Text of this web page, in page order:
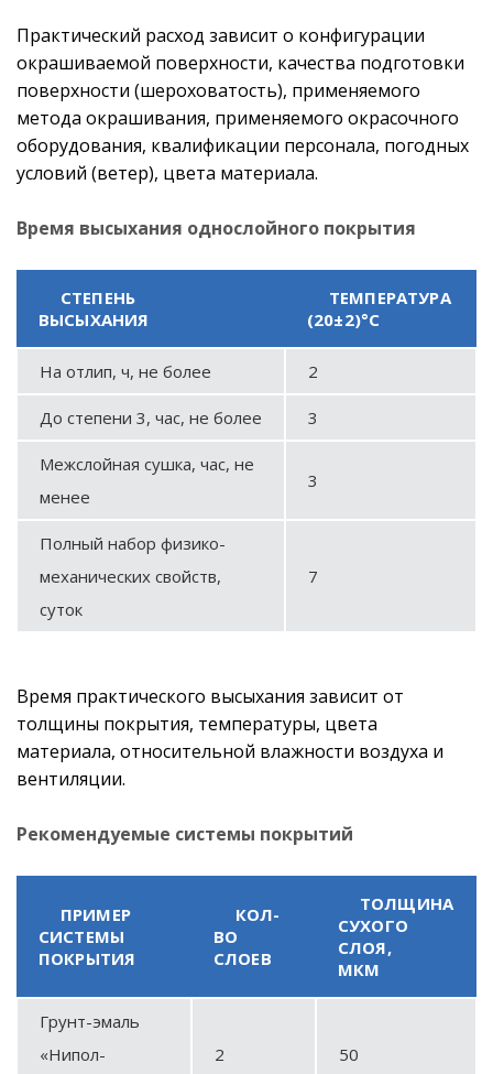
Практический расход зависит о конфигурации
окрашиваемой поверхности, качества подготовки
поверхности (шероховатость), применяемого
метода окрашивания, применяемого окрасочного
оборудования, квалификации персонала, погодных
условий (ветер), цвета материала.
Время высыхания однослойного покрытия
СТЕПЕНЬ
ВЫСЫХАНИЯ
ТЕМПЕРАТУРА
(20±2)°С
На отлип, ч, не более 2
До степени 3, час, не более 3
Межслойная сушка, час, не
менее
3
Полный набор физико-
механических свойств,
суток
7
Время практического высыхания зависит от
толщины покрытия, температуры, цвета
материала, относительной влажности воздуха и
вентиляции.
Рекомендуемые системы покрытий
ПРИМЕР
СИСТЕМЫ
ПОКРЫТИЯ
КОЛ-
ВО
СЛОЕВ
ТОЛЩИНА
СУХОГО
СЛОЯ,
МКМ
Грунт-эмаль
«Нипол-
2 50